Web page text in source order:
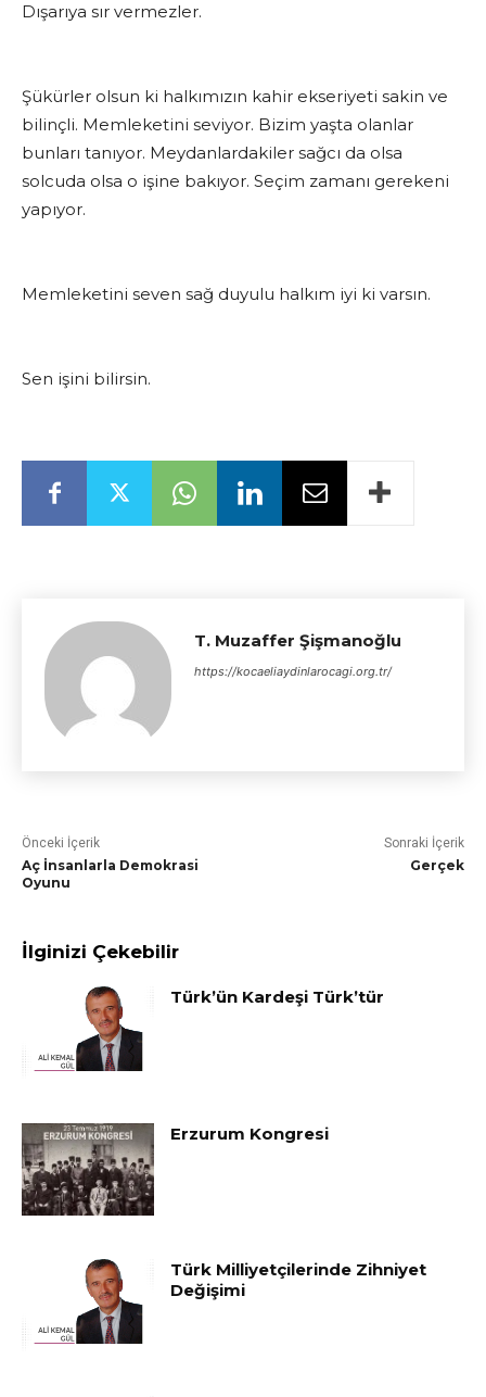
Dışarıya sır vermezler.
Şükürler olsun ki halkımızın kahir ekseriyeti sakin ve
bilinçli. Memleketini seviyor. Bizim yaşta olanlar
bunları tanıyor. Meydanlardakiler sağcı da olsa
solcuda olsa o işine bakıyor. Seçim zamanı gerekeni
yapıyor.
Memleketini seven sağ duyulu halkım iyi ki varsın.
Sen işini bilirsin.
T. Muzaffer Şişmanoğlu
https://kocaeliaydinlarocagi.org.tr/
Önceki İçerik
Aç İnsanlarla Demokrasi
Oyunu
Sonraki İçerik
Gerçek
İlginizi Çekebilir
Türk’ün Kardeşi Türk’tür
Erzurum Kongresi
Türk Milliyetçilerinde Zihniyet
Değişimi